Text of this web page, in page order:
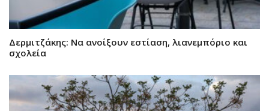
Δερμιτζάκης: Να ανοίξουν εστίαση, λιανεμπόριο και
σχολεία